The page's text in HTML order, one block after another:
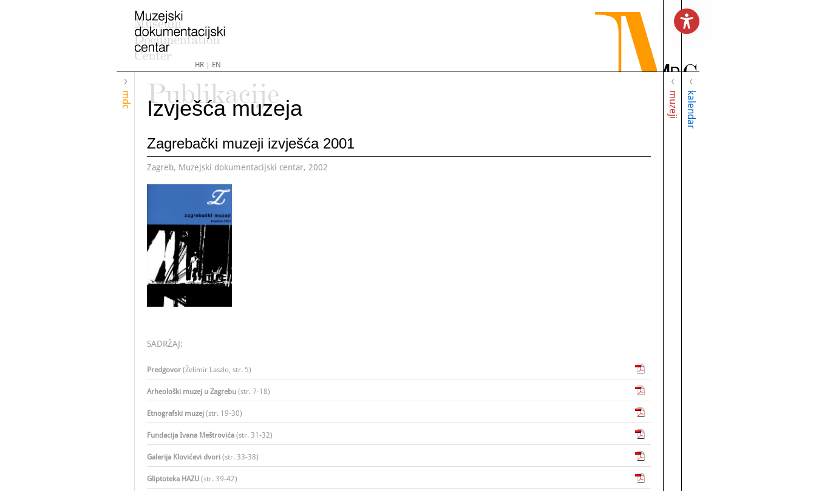
HR| EN
mdc muzeji kalendar
Publikacije
Izvješća muzeja
Zagrebački muzeji izvješća 2001
Zagreb, Muzejski dokumentacijski centar, 2002
SADRŽAJ:
Predgovor (Želimir Laszlo, str. 5)
Arheološki muzej u Zagrebu (str. 7-18)
Etnografski muzej (str. 19-30)
Fundacija Ivana Meštrovića (str. 31-32)
Galerija Klovićevi dvori (str. 33-38)​
Gliptoteka HAZU (str. 39-42)​